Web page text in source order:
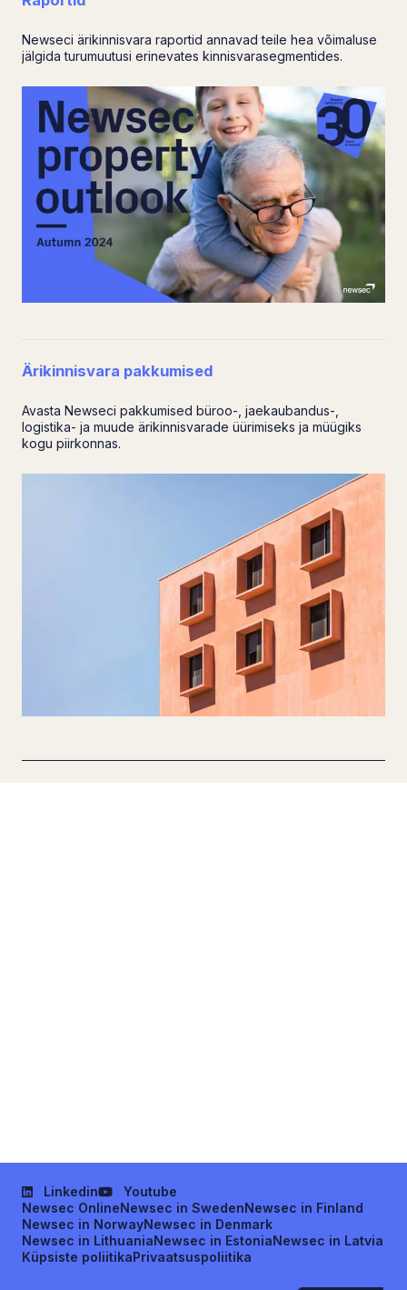
Newseci ärikinnisvara raportid annavad teile hea võimaluse
jälgida turumuutusi erinevates kinnisvarasegmentides.
Ärikinnisvara pakkumised
Avasta Newseci pakkumised büroo-, jaekaubandus-,
logistika- ja muude ärikinnisvarade üürimiseks ja müügiks
kogu piirkonnas.
Linkedin
Youtube
Newsec OnlineNewsec in SwedenNewsec in Finland
Newsec in NorwayNewsec in Denmark
Newsec in LithuaniaNewsec in EstoniaNewsec in Latvia
Küpsiste poliitikaPrivaatsuspoliitika